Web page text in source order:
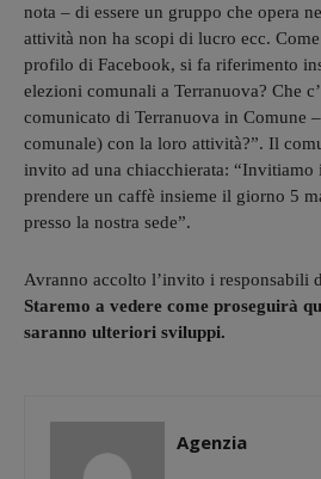
nota – di essere un gruppo che opera
attività non ha scopi di lucro ecc.
profilo di Facebook, si fa riferimento
elezioni comunali a Terranuova? Che
comunicato di Terranuova in Comune
comunale) con la loro attività?”. Il
invito ad una chiacchierata: “Invitiamo
prendere un caffè insieme il giorno 5
presso la nostra sede”.
Avranno accolto l’invito i responsabili
Staremo a vedere come proseguirà
saranno ulteriori sviluppi.
Agenzia